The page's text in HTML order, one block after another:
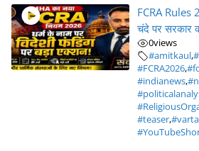
FCRA Rules
चंदे पर सरकार
0views
#amitkaul,
#FCRA2026,
#indianews,
#teaser,